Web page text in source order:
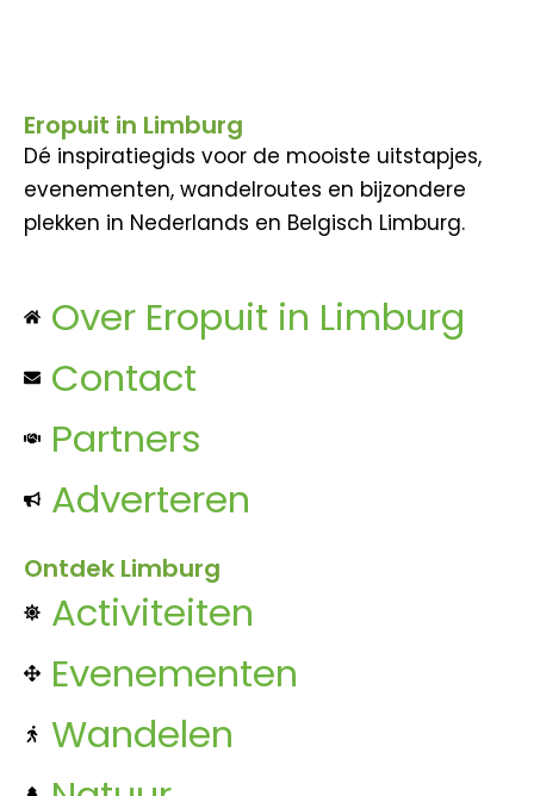
Eropuit in Limburg
Dé inspiratiegids voor de mooiste uitstapjes,
evenementen, wandelroutes en bijzondere
plekken in Nederlands en Belgisch Limburg.
Over Eropuit in Limburg
Contact
Partners
Adverteren
Ontdek Limburg
Activiteiten
Evenementen
Wandelen